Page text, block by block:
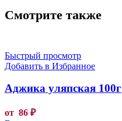
Смотрите также
Быстрый просмотр
Добавить в Избранное
Аджика уляпская 100г
от 86 ₽